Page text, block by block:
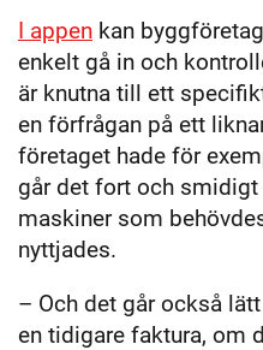
I appen kan
enkelt gå in och
är knutna till ett
en förfrågan på ett
företaget hade för
går det fort och
maskiner som
nyttjades.
– Och det går också
en tidigare faktura, om